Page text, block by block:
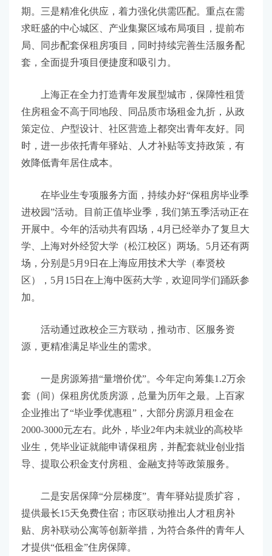
期。三是精准化供应，着力强化供需匹配。重点在需
求旺盛的中心城区、产业集聚区域布局项目，提前布
局、同步配套保租房项目，同时持续完善生活服务配
套，全面提升项目便捷度和吸引力。
上海正在全力打造青年发展型城市，保障性租赁
住房租金不高于同地段、同品质市场租金九折，从政
策定位、户型设计、社区营造上都突出青年友好。同
时，进一步依托青年驿站、人才补贴等支持政策，有
效降低青年居住成本。
在毕业生专项服务方面，持续办好“保租房毕业季
进校园”活动。目前正值毕业季，我们第五季活动正在
开展中。今年的活动共有四场，4月已经举办了复旦大
学、上海对外经贸大学（松江校区）两场。5月还有两
场，分别是5月9日在上海应用技术大学（奉贤校
区），5月15日在上海中医药大学，欢迎同学们踊跃参
加。
活动通过政校企三方联动，推动市、区服务资
源，更精准满足毕业生的需求。
一是房源筹措“量增价优”。今年定向筹集1.2万余
套（间）保租房优质房源，总量为历年之最。上百家
企业推出了“毕业季优惠租”，大部分房源月租金在
2000-3000元左右。此外，毕业2年内未就业的高校毕
业生，凭毕业证就能申请保租房，并配套就业创业指
导、提取公积金支付房租、金融支持等政策服务。
二是安居保障“分层梯度”。青年驿站提质扩容，
提供最长15天免费住宿；市区联动推出人才租房补
贴、房补联动公寓等创新举措，为符合条件的青年人
才提供“低租金”住房保障。